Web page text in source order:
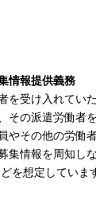
情報提供義務
を受け入れてい
その派遣労働者
やその他の労働
集情報を周知し
を想定していま